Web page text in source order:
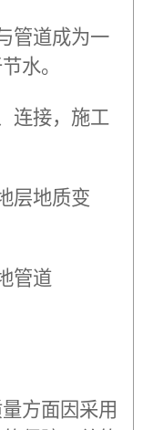
管道成为一
水。
连接，施工
层地质变
管道
方面因采用